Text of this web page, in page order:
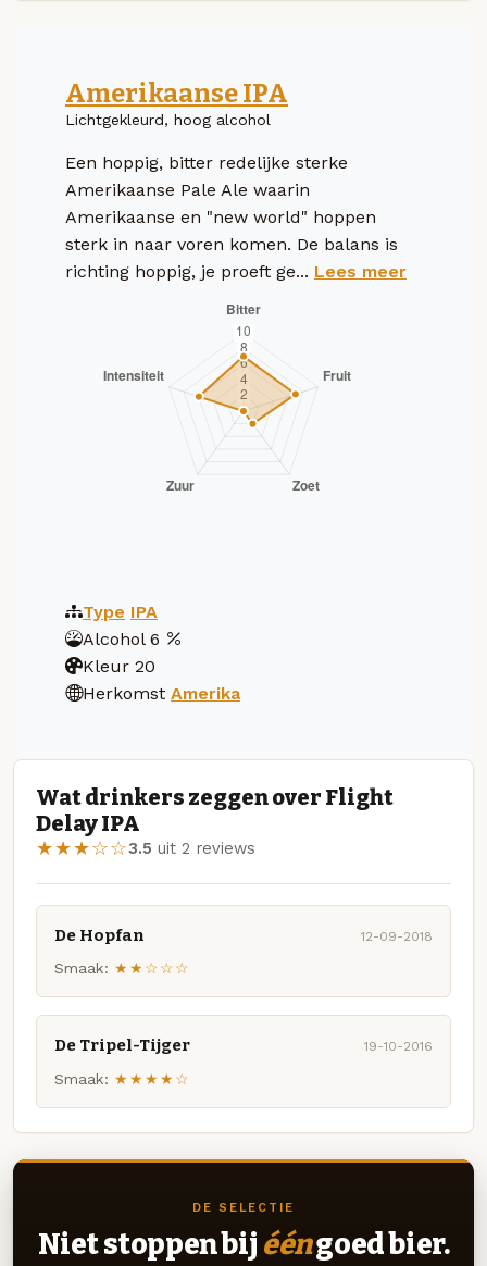
Amerikaanse IPA
Lichtgekleurd, hoog alcohol
Een hoppig, bitter redelijke sterke
Amerikaanse Pale Ale waarin
Amerikaanse en "new world" hoppen
sterk in naar voren komen. De balans is
richting hoppig, je proeft ge... Lees meer
Type IPA
Alcohol 6
Kleur 20
Herkomst Amerika
Wat drinkers zeggen over Flight
Delay IPA
★★★☆☆3.5 uit 2 reviews
De Hopfan 12-09-2018
Smaak: ★★☆☆☆
De Tripel-Tijger 19-10-2016
Smaak: ★★★★☆
DE SELECTIE
Niet stoppen bij ééngoed bier.